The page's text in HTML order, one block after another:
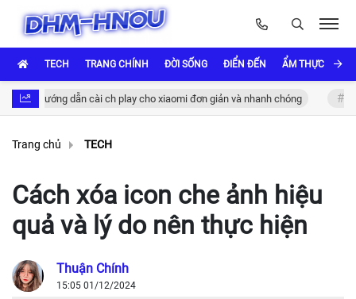
TECH TRANG CHÍNH ĐỜI SỐNG ĐIỂN ĐẾN ẨM THỰC VÀ
Hướng dẫn cài ch play cho xiaomi đơn giản và nhanh chóng Hướng
Trang chủ TECH
Cách xóa icon che ảnh hiệu
quả và lý do nên thực hiện
Thuận Chính
15:05 01/12/2024